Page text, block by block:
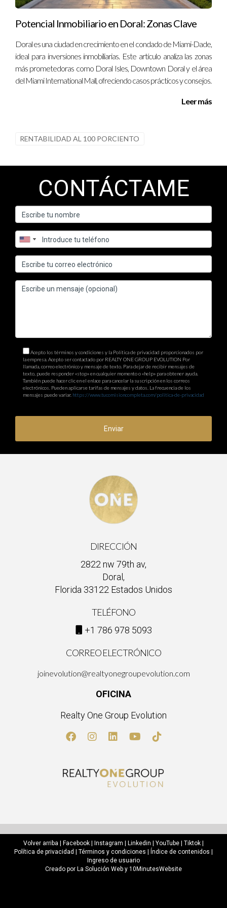
Potencial Inmobiliario en Doral: Zonas Clave
Doral es una ciudad en crecimiento en el condado de Miami-Dade,
ideal para inversiones inmobiliarias. Este artículo analiza las zonas
más prometedoras como Doral Isles, Downtown Doral y el área
del Miami International Mall, ofreciendo casos prácticos y consejos.
Leer más
RENTABILIDAD AL 100 PORCIENTO
CONTÁCTAME
Acepto los términos y condiciones y la Política de privacidad proporcionados por
la empresa. Acepto ser contactado por REALTY ONE GROUP EVOLUTION Por
llamada, correo electrónico y mensaje de texto. Para dejar de recibir mensajes de
texto, puede responder «stop» en cualquier momento o «help» para obtener ayuda.
También puede hacer clic en el enlace para cancelar la suscripción en los correos
electrónicos. Pueden aplicarse tarifas de mensajes y datos. La frecuencia de los
mensajes puede variar. https://www.tucomisioncompleta.com/politica-de-privacidad
Enviar
DIRECCIÓN
2822 nw 79th av,
Doral,
Florida 33122 Estados Unidos
TELÉFONO
+1 786 978 5093
CORREO ELECTRÓNICO
joinevolution@realtyonegroupevolution.com
OFICINA
Realty One Group Evolution
Volver arriba Facebook Instagram Linkedin YouTube Tiktok
Política de privacidad
Términos y condiciones Índice de contenidos
Ingreso de usuario
Creado por La Solución Web y 10MinutesWebsite